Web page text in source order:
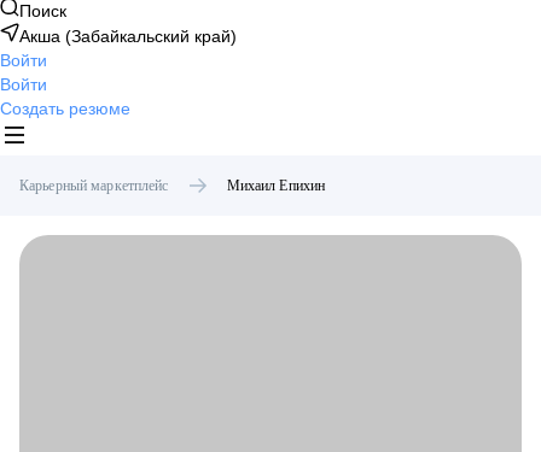
Поиск
Акша (Забайкальский край)
Войти
Войти
Создать резюме
Карьерный маркетплейс Михаил Епихин